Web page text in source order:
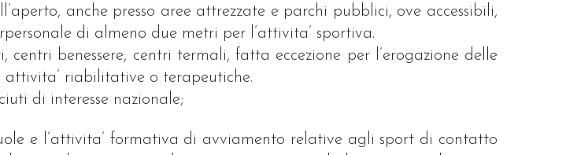
anche presso aree attrezzate e parchi pubblici, ove accessibili,
di almeno due metri per l’attivita’ sportiva.
benessere, centri termali, fatta eccezione per l’erogazione delle
attivita’ riabilitative o terapeutiche.
di interesse nazionale;
e l’attivita’ formativa di avviamento relative agli sport di contatto